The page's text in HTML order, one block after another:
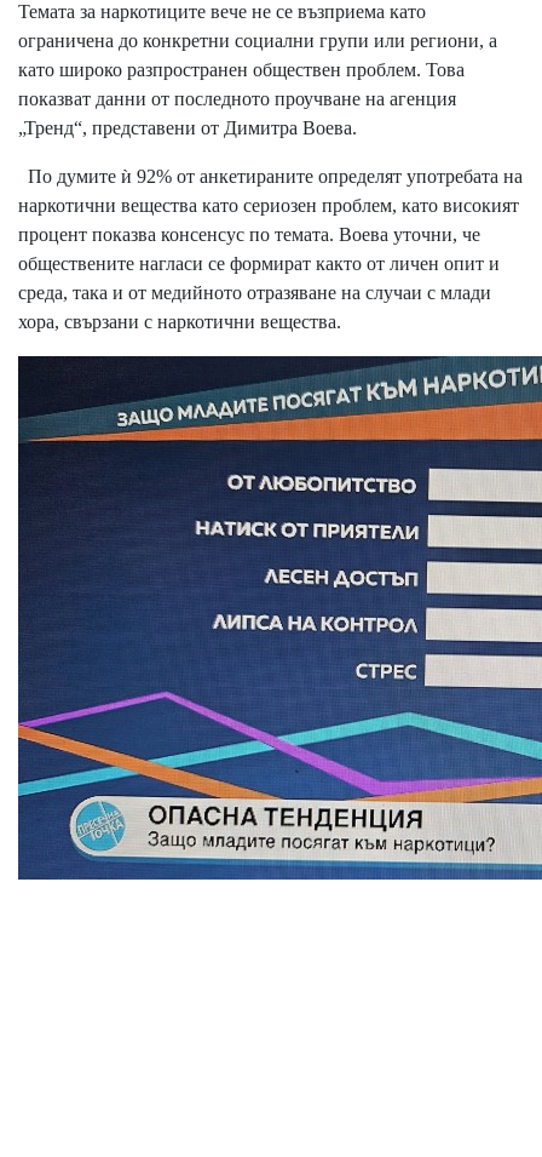
Темата за наркотиците вече не се възприема като
ограничена до конкретни социални групи или региони, а
като широко разпространен обществен проблем. Това
показват данни от последното проучване на агенция
„Тренд“, представени от Димитра Воева.
По думите ѝ 92% от анкетираните определят употребата на
наркотични вещества като сериозен проблем, като високият
процент показва консенсус по темата. Воева уточни, че
обществените нагласи се формират както от личен опит и
среда, така и от медийното отразяване на случаи с млади
хора, свързани с наркотични вещества.